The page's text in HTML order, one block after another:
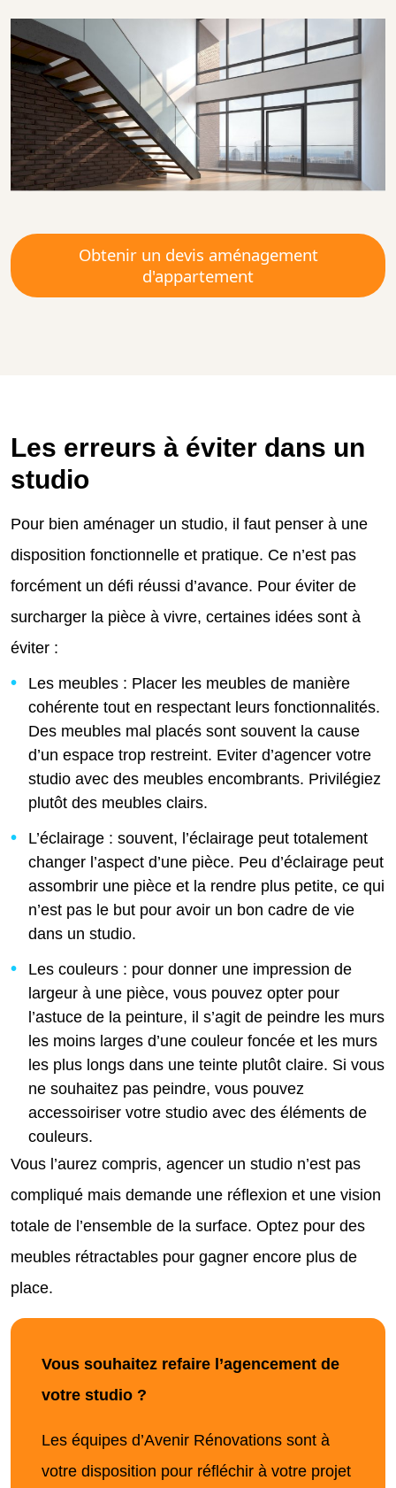
Obtenir un devis aménagement
d'appartement
Les erreurs à éviter dans un
studio
Pour bien aménager un studio, il faut penser à une
disposition fonctionnelle et pratique. Ce n’est pas
forcément un défi réussi d’avance. Pour éviter de
surcharger la pièce à vivre, certaines idées sont à
éviter :
Les meubles : Placer les meubles de manière
cohérente tout en respectant leurs fonctionnalités.
Des meubles mal placés sont souvent la cause
d’un espace trop restreint. Eviter d’agencer votre
studio avec des meubles encombrants. Privilégiez
plutôt des meubles clairs.
L’éclairage : souvent, l’éclairage peut totalement
changer l’aspect d’une pièce. Peu d’éclairage peut
assombrir une pièce et la rendre plus petite, ce qui
n’est pas le but pour avoir un bon cadre de vie
dans un studio.
Les couleurs : pour donner une impression de
largeur à une pièce, vous pouvez opter pour
l’astuce de la peinture, il s’agit de peindre les murs
les moins larges d’une couleur foncée et les murs
les plus longs dans une teinte plutôt claire. Si vous
ne souhaitez pas peindre, vous pouvez
accessoiriser votre studio avec des éléments de
couleurs.
Vous l’aurez compris, agencer un studio n’est pas
compliqué mais demande une réflexion et une vision
totale de l’ensemble de la surface. Optez pour des
meubles rétractables pour gagner encore plus de
place.
Vous souhaitez refaire l’agencement de
votre studio ?
Les équipes d’Avenir Rénovations sont à
votre disposition pour réfléchir à votre projet